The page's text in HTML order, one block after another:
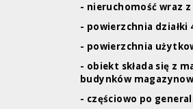
- nieruchomość wraz z
- powierzchnia działki
- powierzchnia
- obiekt składa się z
budynków
- częściowo po